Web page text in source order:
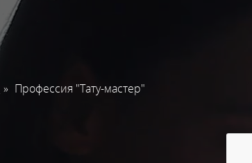
Профессия "Тату-мастер"